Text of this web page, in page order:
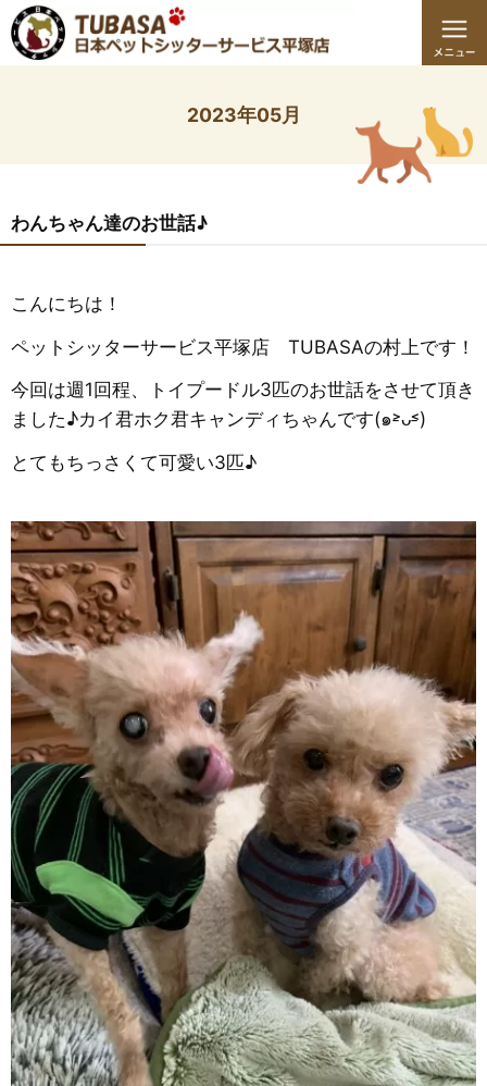
2023年05月
わんちゃん達のお世話♪
こんにちは！
ペットシッターサービス平塚店 TUBASAの村上です！
今回は週1回程、トイプードル3匹のお世話をさせて頂き
ました♪カイ君ホク君キャンディちゃんです(๑˃̵ᴗ˂̵)
とてもちっさくて可愛い3匹♪